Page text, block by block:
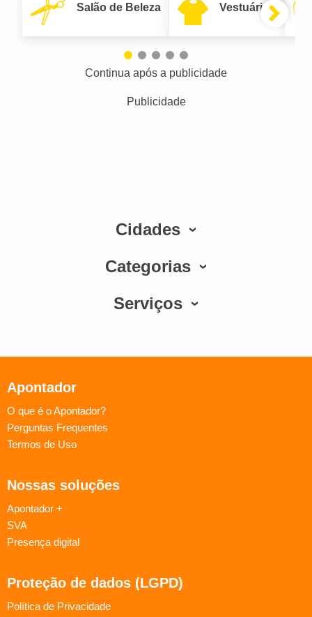
Salão de Beleza Vestuário
Continua após a publicidade
Publicidade
Cidades
Categorias
Serviços
Apontador
O que é o Apontador?
Perguntas Frequentes
Termos de Uso
Nossas soluções
Apontador +
SVA
Presença digital
Proteção de dados (LGPD)
Política de Privacidade